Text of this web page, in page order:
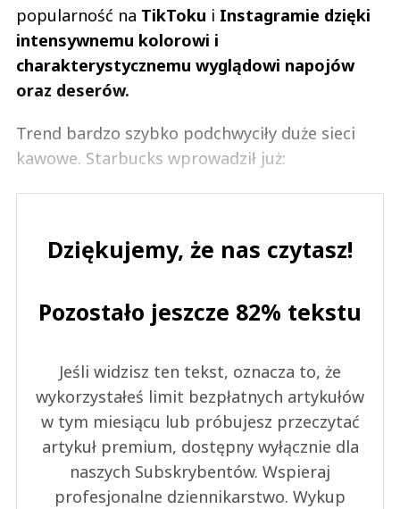
popularność na TikToku i Instagramie dzięki
intensywnemu kolorowi i
charakterystycznemu wyglądowi napojów
oraz deserów.
Trend bardzo szybko podchwyciły duże sieci
kawowe. Starbucks wprowadził już:
Dziękujemy, że nas czytasz!
Pozostało jeszcze 82% tekstu
Jeśli widzisz ten tekst, oznacza to, że
wykorzystałeś limit bezpłatnych artykułów
w tym miesiącu lub próbujesz przeczytać
artykuł premium, dostępny wyłącznie dla
naszych Subskrybentów. Wspieraj
profesjonalne dziennikarstwo. Wykup